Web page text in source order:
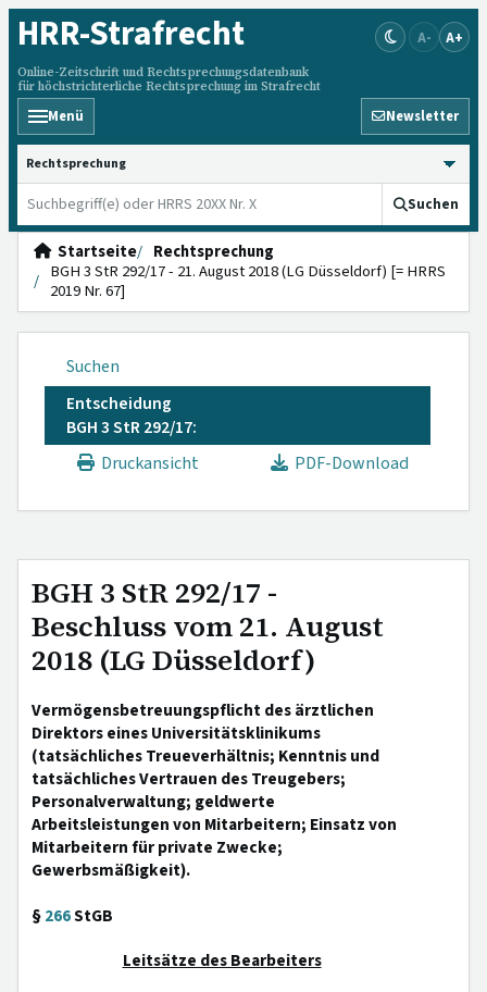
HRR-Strafrecht
Online-Zeitschrift und Rechtsprechungsdatenbank
für höchstrichterliche Rechtsprechung im Strafrecht
A- A+
Menü Newsletter
HRRS durchsuchen
Suchen
Startseite
Rechtsprechung
BGH 3 StR 292/17 - 21. August 2018 (LG Düsseldorf) [= HRRS
2019 Nr. 67]
Suchen
Entscheidung
BGH 3 StR 292/17:
Druckansicht
PDF-Download
BGH 3 StR 292/17 -
Beschluss vom 21. August
2018 (LG Düsseldorf)
Vermögensbetreuungspflicht des ärztlichen
Direktors eines Universitätsklinikums
(tatsächliches Treueverhältnis; Kenntnis und
tatsächliches Vertrauen des Treugebers;
Personalverwaltung; geldwerte
Arbeitsleistungen von Mitarbeitern; Einsatz von
Mitarbeitern für private Zwecke;
Gewerbsmäßigkeit).
§266StGB
Leitsätze des Bearbeiters